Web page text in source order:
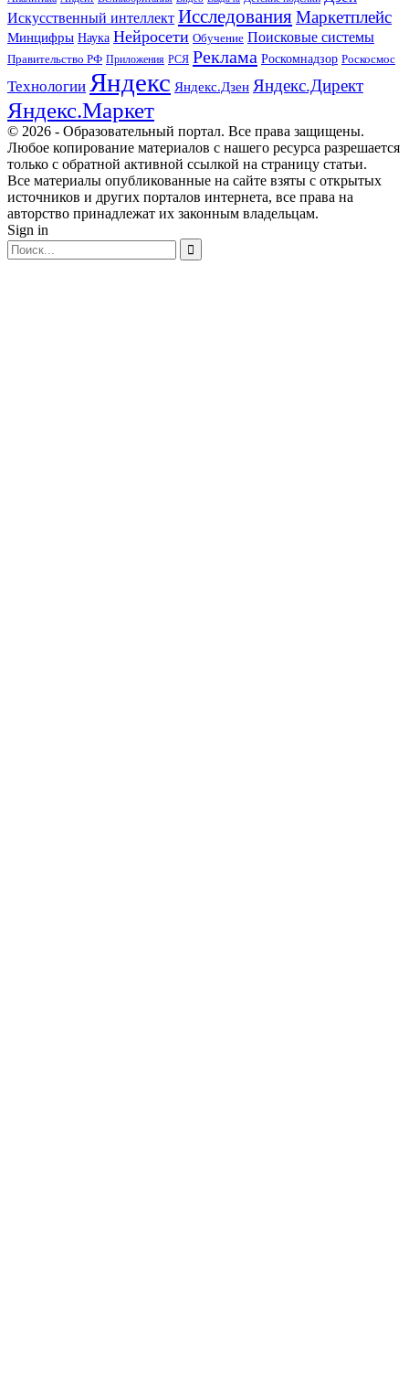
Искусственный интеллект ИсследованияМаркетплейс
Минцифры Наука Нейросети Обучение Поисковые системы
Правительство РФ Приложения РСЯ Реклама Роскомнадзор Роскосмос
Технологии Яндекс Яндекс.Дзен Яндекс.Директ
Яндекс.Маркет
© 2026 - Образовательный портал. Все права защищены.
Любое копирование материалов с нашего ресурса разрешается
только с обратной активной ссылкой на страницу статьи.
Все материалы опубликованные на сайте взяты с открытых
источников и других порталов интернета, все права на
авторство принадлежат их законным владельцам.
Sign in